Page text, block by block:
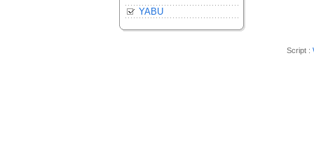
YABU
Script :